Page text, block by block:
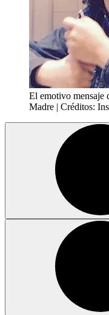
El emotivo mensaje
Madre | Créditos: